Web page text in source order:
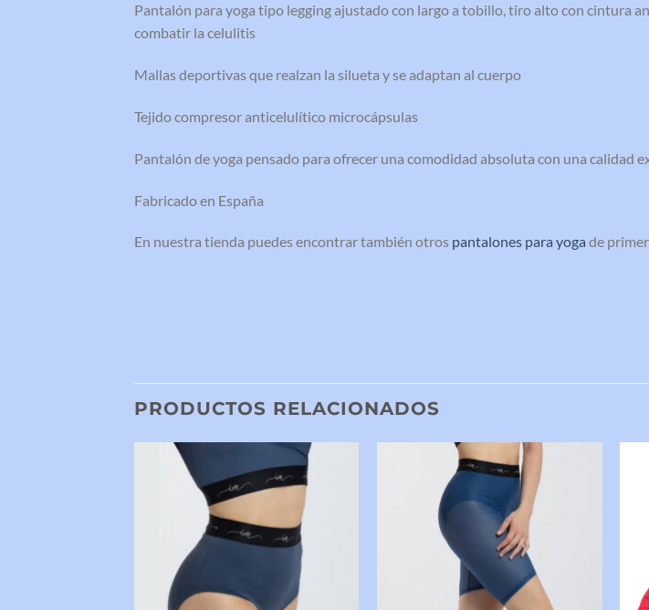
Pantalón para yoga tipo legging ajustado con largo a tobillo, tiro alto con cintura
combatir la celulitis
Mallas deportivas que realzan la silueta y se adaptan al cuerpo
Tejido compresor anticelulítico microcápsulas
Pantalón de yoga pensado para ofrecer una comodidad absoluta con una calidad
Fabricado en España
En nuestra tienda puedes encontrar también otros pantalones para yoga de
PRODUCTOS RELACIONADOS